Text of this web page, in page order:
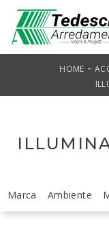
HOME -
Marca Ambiente